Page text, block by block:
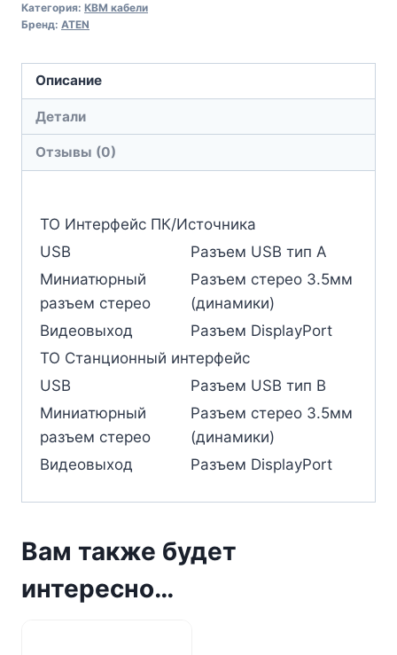
Категория: КВМ кабели
Бренд: ATEN
Описание
Детали
Отзывы (0)
ТО Интерфейс ПК/Источника
USB
Разъем USB тип A
Миниатюрный
разъем стерео
Разъем стерео 3.5мм
(динамики)
Видеовыход
Разъем DisplayPort
ТО Станционный интерфейс
USB
Разъем USB тип В
Миниатюрный
разъем стерео
Разъем стерео 3.5мм
(динамики)
Видеовыход
Разъем DisplayPort
Вам также будет
интересно…